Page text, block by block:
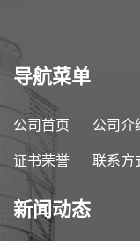
导航菜单
公司首页 公司介
证书荣誉 联系方
新闻动态